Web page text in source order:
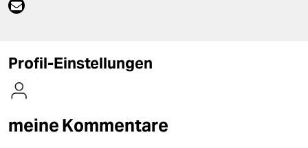
politik
sport
Profil-Einstellungen
meine Kommentare